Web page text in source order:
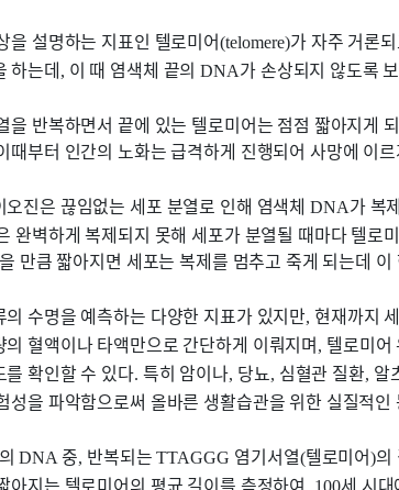
을 설명하는 지표인 텔로미어(telomere)가 자주 거론
하는데, 이 때 염색체 끝의DNA가 손상되지 않도록
을 반복하면서 끝에 있는 텔로미어는 점점 짧아지게
때부터 인간의 노화는 급격하게 진행되어 사망에 이
진은 끊임없는 세포 분열로 인해 염색체 DNA가 복
완벽하게 복제되지 못해 세포가 분열될 때마다 텔로
만큼 짧아지면 세포는 복제를 멈추고 죽게 되는데
수명을 예측하는 다양한 지표가 있지만,현재까지
혈액이나 타액만으로 간단하게 이뤄지며, 텔로미어
확인할 수 있다. 특히 암이나, 당뇨, 심혈관 질환, 알
성을 파악함으로써 올바른 생활습관을 위한 실질적인
DNA중, 반복되는TTAGGG 염기서열(텔로미어)의
아지는 텔로미어의 평균 길이를 측정하여
, 100세 시